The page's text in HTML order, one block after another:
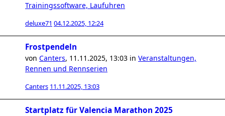
Trainingssoftware, Laufuhren
deluxe71 04.12.2025, 12:24
Frostpendeln
von Canters, 11.11.2025, 13:03 in Veranstaltungen,
Rennen und Rennserien
Canters 11.11.2025, 13:03
Startplatz für Valencia Marathon 2025